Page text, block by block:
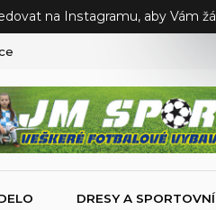
na Instagramu, aby Vám
DRESY A